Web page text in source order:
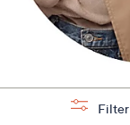
Filter